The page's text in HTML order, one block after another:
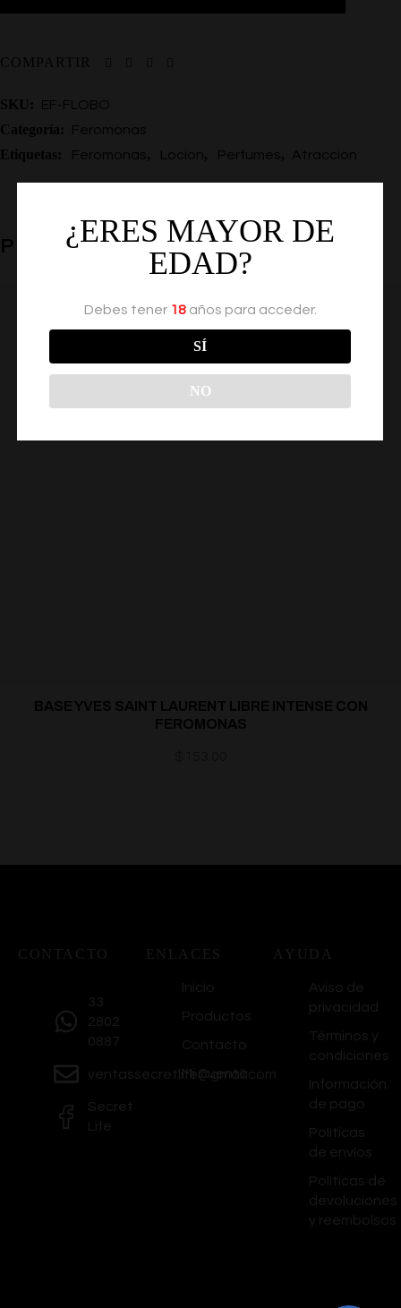
COMPARTIR
SKU: EF-FLOBO
Categoría: Feromonas
Etiquetas: Feromonas, Locion, Perfumes, Atraccion
PRODUCTOS RELACIONADOS
BASE YVES SAINT LAURENT LIBRE INTENSE CON
FEROMONAS
CONTACTO
33
2802
0887
ventassecretlife@gmail.com
Secret
Life
ENLACES
Inicio
Productos
Contacto
Mi Cuenta
AYUDA
Aviso de
privacidad
Términos y
condiciones
Información
de pago
Políticas
de envíos
Políticas de
devoluciones
y reembolsos
¿ERES MAYOR DE
EDAD?
Debes tener 18años para acceder.
SÍ
NO